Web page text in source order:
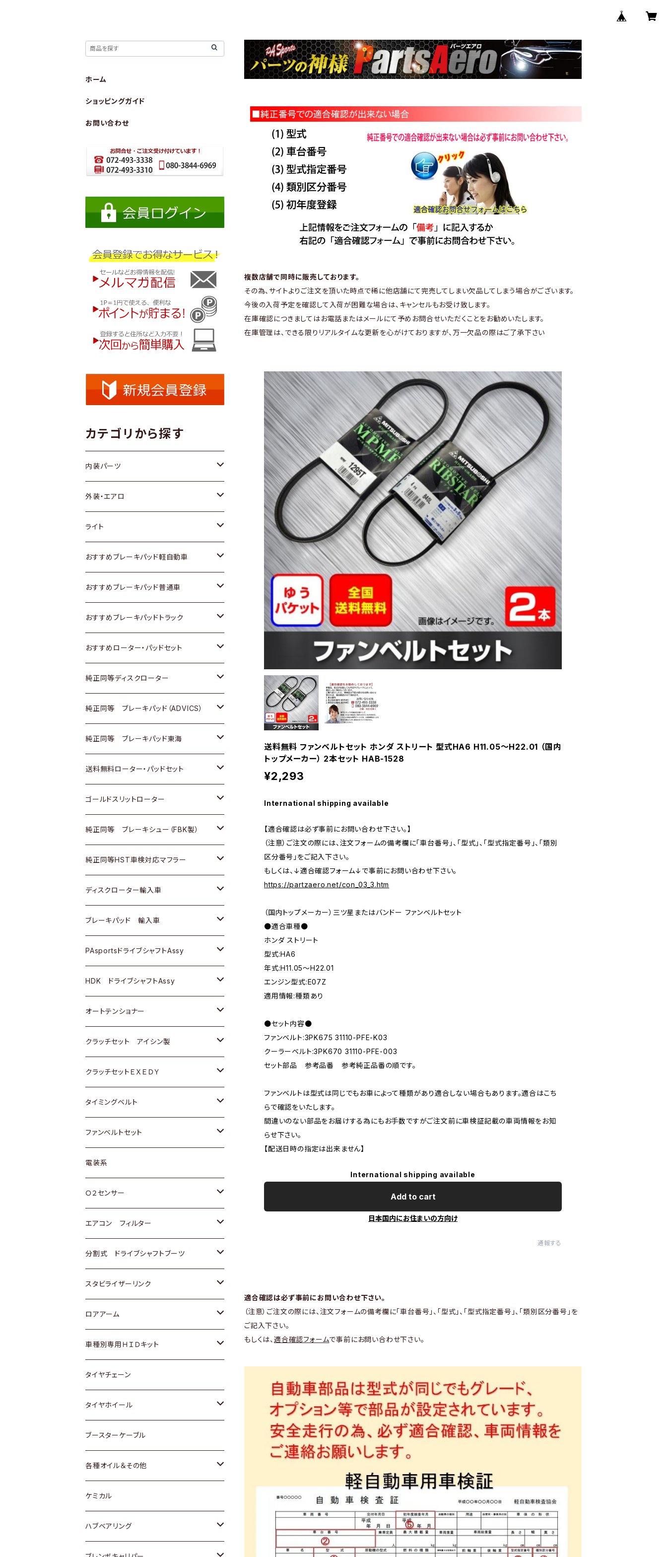
複数店舗で同時に販売しております。
その為、サイトよりご注文を頂いた時点で稀に他店舗にて完売してしまい欠品してしまう場合がございます。
今後の入荷予定を確認して入荷が困難な場合は、キャンセルもお受け致します。
在庫確認につきましてはお電話またはメールにて予めお問合せいただくことをお勧めいたします。
在庫管理は、できる限りリアルタイムな更新を心がけておりますが、万一欠品の際はご了承下さい
送料無料 ファンベルトセット ホンダ ストリート 型式HA6 H11.05～H22.01 （国内
トップメーカー） 2本セット HAB-1528
¥2,293
International shipping available
【適合確認は必ず事前にお問い合わせ下さい。】
（注意）ご注文の際には、注文フォームの備考欄に「車台番号」、「型式」、「型式指定番号」、「類別
区分番号」をご記入下さい。
もしくは、↓適合確認フォーム↓で事前にお問い合わせ下さい。
https://partzaero.net/con_03_3.htm
（国内トップメーカー）三ツ星またはバンドー ファンベルトセット
●適合車種●
ホンダ ストリート
型式:HA6
年式:H11.05～H22.01
エンジン型式:E07Z
適用情報:種類あり
●セット内容●
ファンベルト:3PK675 31110-PFE-K03
クーラーベルト:3PK670 31110-PFE-003
セット部品 参考品番 参考純正品番の順です。
ファンベルトは型式は同じでもお車によって種類があり適合しない場合もあります。適合はこち
らで確認をいたします。
間違いのない部品をお届けする為にもお手数ですがご注文前に車検証記載の車両情報をお知
らせ下さい。
【配送日時の指定は出来ません】
International shipping available
Add to cart
日本国内にお住まいの方向け
通報する
適合確認は必ず事前にお問い合わせ下さい。
（注意）ご注文の際には、注文フォームの備考欄に「車台番号」、「型式」、「型式指定番号」、「類別区分番号」を
ご記入下さい。
もしくは、 適合確認フォームで事前にお問い合わせ下さい。
ホーム
ショッピングガイド
お問い合わせ
カテゴリから探す
内装パーツ
トヨタ
ホンダ
スズキ
日産
いすゞ
ダイハツ
マツダ
三菱
スバル
日野
三菱ふそう
ＢＭＷ
外装・エアロ
トヨタ
ホンダ
スズキ
日産
いすゞ
ダイハツ
マツダ
三菱
日野
三菱ふそう
ライト
トヨタ
スズキ
日産
いすゞ
ダイハツ
三菱
日野
三菱ふそう
その他
おすすめブレーキパッド軽自動車
トヨタ
ホンダ
スズキ
日産
ダイハツ
マツダ
三菱
スバル
おすすめブレーキパッド普通車
トヨタ
ホンダ
スズキ
日産
いすゞ
ダイハツ
マツダ
三菱
スバル
おすすめブレーキパッドトラック
トヨタ
日産
いすゞ
ダイハツ
マツダ
三菱
おすすめローター・パッドセット
トヨタ
ホンダ
スズキ
日産
ダイハツ
マツダ
三菱
スバル
純正同等ディスクローター
トヨタ
ホンダ
スズキ
日産
いすゞ
ダイハツ
マツダ
三菱
スバル
ＢＥＮＺ
純正同等 ブレーキパッド（ADVICS）
トヨタ
ホンダ
スズキ
日産
ダイハツ
マツダ
三菱
スバル
純正同等 ブレーキパッド東海
トヨタ
ホンダ
日産
いすゞ
ダイハツ
マツダ
三菱
スバル
送料無料ローター・パッドセット
トヨタ
ホンダ
スズキ
日産
ダイハツ
マツダ
三菱
スバル
ゴールドスリットローター
トヨタ
ホンダ
スズキ
日産
ダイハツ
マツダ
三菱
スバル
純正同等 ブレーキシュー（FBK製）
ホンダ
スズキ
日産
ダイハツ
マツダ
三菱
スバル
純正同等HST車検対応マフラー
トヨタ
ホンダ
スズキ
日産
いすゞ
ダイハツ
マツダ
三菱
スバル
日野
ディスクローター輸入車
ＡＵＤＩ
ＢＥＮＺ
ＢＭＷ
GOLF
ＷＡＧＥＮ
アストロ（シボレー）
クライスラー
ブレーキパッド 輸入車
ＢＥＮＺ
ＢＭＷ
ＷＡＧＥＮ
ＶＯＬＶＯ
PAsportsドライブシャフトAssy
トヨタ
ホンダ
スズキ
日産
ダイハツ
マツダ
三菱
スバル
HDK ドライブシャフトAssy
スズキ
ダイハツ
日産
ホンダ
マツダ
オートテンショナー
トヨタ
クラッチセット アイシン製
ホンダ
スズキ
ダイハツ
マツダ
三菱
スバル
クラッチセットＥＸＥＤＹ
ホンダ
スズキ
日産
ダイハツ
マツダ
三菱
スバル
タイミングベルト
トヨタ
スズキ
ダイハツ
三菱
スバル
ファンベルトセット
トヨタ
ホンダ
スズキ
日産
いすゞ
ダイハツ
マツダ
三菱
スバル
レクサス
電装系
Ｏ２センサー
トヨタ
ホンダ
スズキ
日産
ダイハツ
マツダ
三菱
スバル
エアコン フィルター
トヨタ
ホンダ
スズキ
日産
いすゞ
ダイハツ
マツダ
三菱
スバル
分割式 ドライブシャフトブーツ
トヨタ
ホンダ
スズキ
日産
ダイハツ
スバル
スタビライザーリンク
トヨタ
ホンダ
スズキ
日産
ダイハツ
マツダ
ロアアーム
ホンダ
スズキ
日産
ダイハツ
マツダ
スバル
車種別専用ＨＩＤキット
トヨタ
マツダ
タイヤチェーン
タイヤホイール
トヨタ
ホンダ
スズキ
日産
ブースターケーブル
各種オイル＆その他
ディーデル洗浄添加剤
ケミカル
ハブベアリング